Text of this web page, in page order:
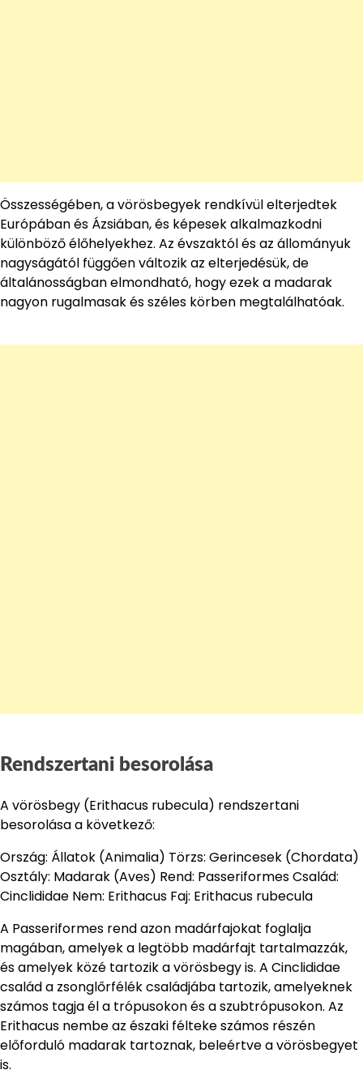
Összességében, a vörösbegyek rendkívül elterjedtek
Európában és Ázsiában, és képesek alkalmazkodni
különböző élőhelyekhez. Az évszaktól és az állományuk
nagyságától függően változik az elterjedésük, de
általánosságban elmondható, hogy ezek a madarak
nagyon rugalmasak és széles körben megtalálhatóak.
Rendszertani besorolása
A vörösbegy (Erithacus rubecula) rendszertani
besorolása a következő:
Ország: Állatok (Animalia) Törzs: Gerincesek (Chordata)
Osztály: Madarak (Aves) Rend: Passeriformes Család:
Cinclididae Nem: Erithacus Faj: Erithacus rubecula
A Passeriformes rend azon madárfajokat foglalja
magában, amelyek a legtöbb madárfajt tartalmazzák,
és amelyek közé tartozik a vörösbegy is. A Cinclididae
család a zsonglőrfélék családjába tartozik, amelyeknek
számos tagja él a trópusokon és a szubtrópusokon. Az
Erithacus nembe az északi félteke számos részén
előforduló madarak tartoznak, beleértve a vörösbegyet
is.